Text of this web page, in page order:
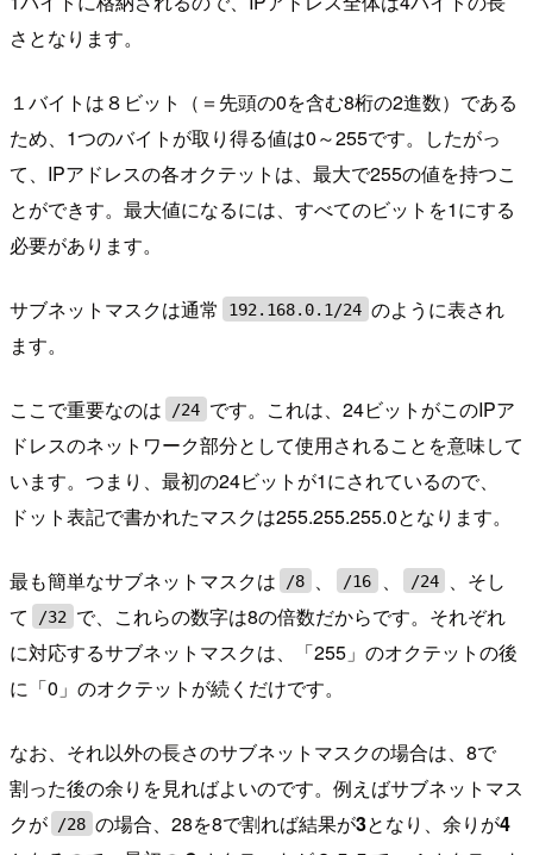
さとなります。
１バイトは８ビット（＝先頭の0を含む8桁の2進数）である
ため、1つのバイトが取り得る値は0～255です。したがっ
て、IPアドレスの各オクテットは、最大で255の値を持つこ
とができす。最大値になるには、すべてのビットを1にする
必要があります。
サブネットマスクは通常 192.168.0.1/24 のように表され
ます。
ここで重要なのは /24 です。これは、24ビットがこのIPア
ドレスのネットワーク部分として使用されることを意味して
います。つまり、最初の24ビットが1にされているので、
ドット表記で書かれたマスクは255.255.255.0となります。
最も簡単なサブネットマスクは /8 、 /16 、 /24
、そし
て
/32
で、これらの数字は8の倍数だからです。それぞれ
に対応するサブネットマスクは、「255」のオクテットの後
に「0」のオクテットが続くだけです。
なお、それ以外の長さのサブネットマスクの場合は、8で
割った後の余りを見ればよいのです。例えばサブネットマス
クが
/28 の場合、28を8で割れば結果が3となり、余りが4